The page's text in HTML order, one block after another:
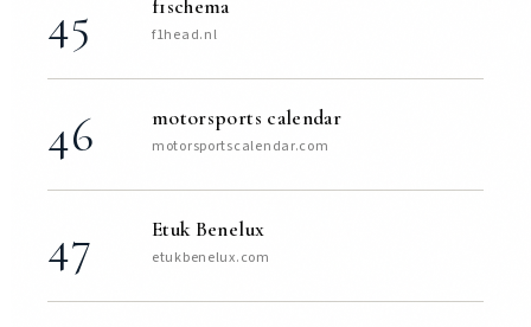
45 f1schema
f1head.nl
46 motorsports calendar
motorsportscalendar.com
47 Etuk Benelux
etukbenelux.com